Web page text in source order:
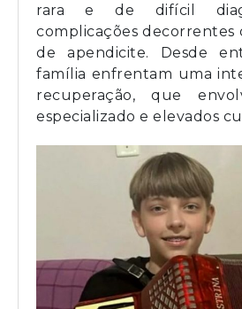
rara e de difícil
complicações decorrentes
de apendicite. Desde
família enfrentam uma
recuperação, que
especializado e elevados